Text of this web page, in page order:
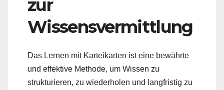
zur
Wissensvermittlung
Das Lernen mit Karteikarten ist eine bewährte
und effektive Methode, um Wissen zu
strukturieren, zu wiederholen und langfristig zu